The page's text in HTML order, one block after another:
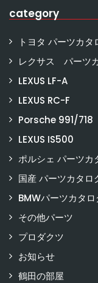
category
トヨタ パーツカタ
レクサス パーツ
LEXUS LF-A
LEXUS RC-F
Porsche 991/718
LEXUS IS500
ポルシェ パーツカ
国産 パーツカタロ
BMWパーツカタロ
その他パーツ
プロダクツ
お知らせ
鶴田の部屋